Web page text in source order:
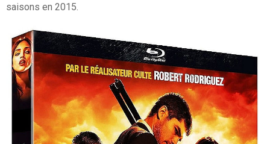
saisons en 2015.